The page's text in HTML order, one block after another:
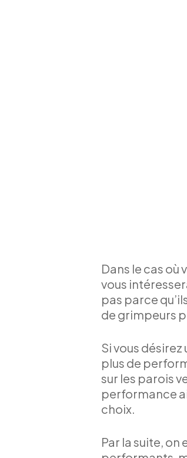
Dans le cas
vous
pas parce
de grimpeurs
Si vous
plus de
sur les parois
performance
choix.
Par la suite,